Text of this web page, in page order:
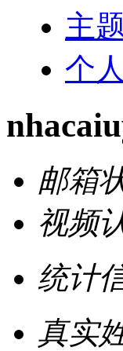
主
个
邮箱
视频
统计
真实